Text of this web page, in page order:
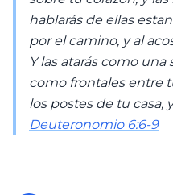
hablarás de ellas
por el camino, y al
Y las atarás como
como frontales entre
los postes de tu casa,
Deuteronomio 6:6-9